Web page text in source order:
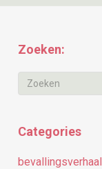
Zoeken:
Categories
bevallingsverhaal